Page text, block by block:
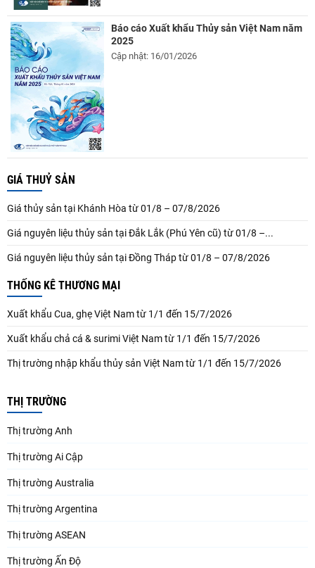
Báo cáo Xuất khẩu Thủy sản Việt Nam năm
2025
Cập nhật: 16/01/2026
GIÁ THUỶ SẢN
Giá thủy sản tại Khánh Hòa từ 01/8 – 07/8/2026
Giá nguyên liệu thủy sản tại Đắk Lắk (Phú Yên cũ) từ 01/8 –...
Giá nguyên liệu thủy sản tại Đồng Tháp từ 01/8 – 07/8/2026
THỐNG KÊ THƯƠNG MẠI
Xuất khẩu Cua, ghẹ Việt Nam từ 1/1 đến 15/7/2026
Xuất khẩu chả cá & surimi Việt Nam từ 1/1 đến 15/7/2026
Thị trường nhập khẩu thủy sản Việt Nam từ 1/1 đến 15/7/2026
THỊ TRƯỜNG
Thị trường Anh
Thị trường Ai Cập
Thị trường Australia
Thị trường Argentina
Thị trường ASEAN
Thị trường Ấn Độ